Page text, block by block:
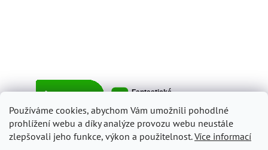
Používáme cookies, abychom Vám umožnili pohodlné
prohlížení webu a díky analýze provozu webu neustále
zlepšovali jeho funkce, výkon a použitelnost.Více informací